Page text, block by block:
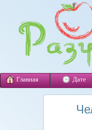
Главная Дате